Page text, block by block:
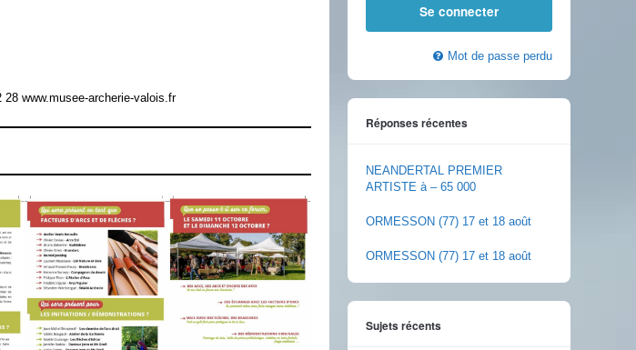
www.musee-archerie-valois.fr
Mot de passe perdu
Réponses récentes
NEANDERTAL PREMIER
ARTISTE à – 65 000
ORMESSON (77) 17 et 18 août
ORMESSON (77) 17 et 18 août
Sujets récents